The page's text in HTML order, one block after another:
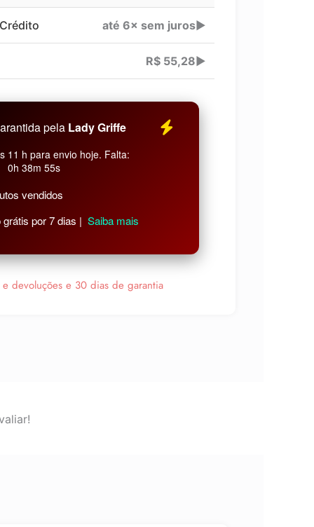
Compre poraté 6× sem juros▶
R$ 55,28▶
pela Lady Griffe
11 h para envio hoje. Falta:
0h 38m 54s
vendidos
por 7 dias | Saiba mais
devoluções e 30 dias de garantia